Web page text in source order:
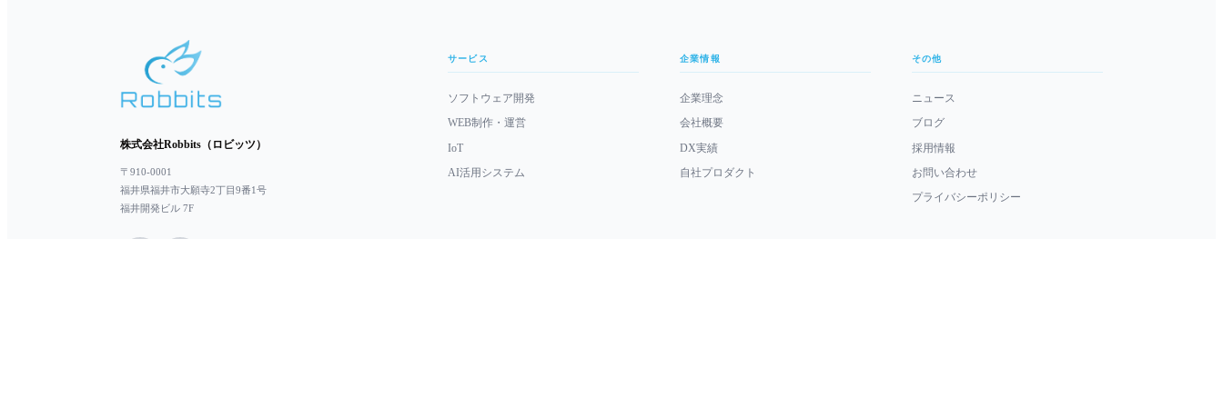
株式会社Robbits（ロビッツ）
〒910-0001
福井県福井市大願寺2丁目9番1号
福井開発ビル 7F
サービス
ソフトウェア開発
WEB制作・運営
IoT
AI活用システム
企業情報
企業理念
会社概要
DX実績
自社プロダクト
その他
ニュース
ブログ
採用情報
お問い合わせ
プライバシーポリシー